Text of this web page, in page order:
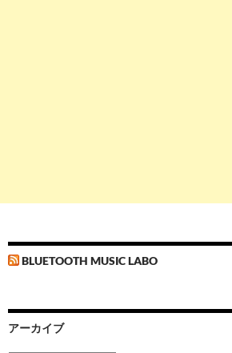
BLUETOOTH MUSIC LABO
アーカイブ